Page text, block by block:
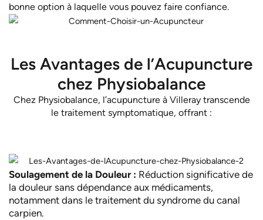
bonne option à laquelle vous pouvez faire confiance.
Les Avantages de l’Acupuncture
chez Physiobalance
Chez Physiobalance, l’acupuncture à Villeray transcende
le traitement symptomatique, offrant :
Soulagement de la Douleur : Réduction significative de
la douleur sans dépendance aux médicaments,
notamment dans le traitement du syndrome du canal
carpien.